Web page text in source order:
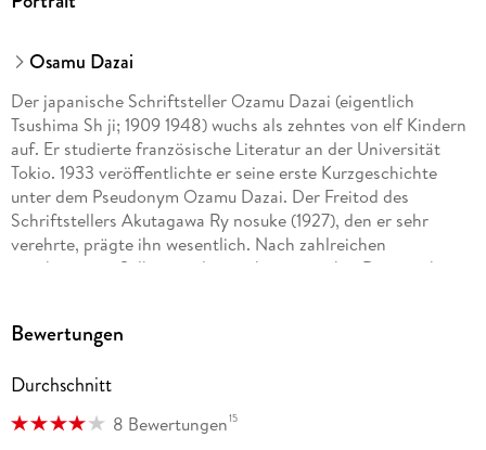
Osamu Dazai
Der japanische Schriftsteller Ozamu Dazai (eigentlich
Tsushima Sh ji; 1909 1948) wuchs als zehntes von elf Kindern
auf. Er studierte französische Literatur an der Universität
Tokio. 1933 veröffentlichte er seine erste Kurzgeschichte
unter dem Pseudonym Ozamu Dazai. Der Freitod des
Schriftstellers Akutagawa Ry nosuke (1927), den er sehr
verehrte, prägte ihn wesentlich. Nach zahlreichen
gescheiterten Selbstmordversuchen ertränkte Dazai sich im
Psyche, Emotionen und existenzielle Konflikte eintaucht,
Themen behandelt, ist dieses zeitlos und universell.
Bewertungen
Durchschnitt
8 Bewertungen15